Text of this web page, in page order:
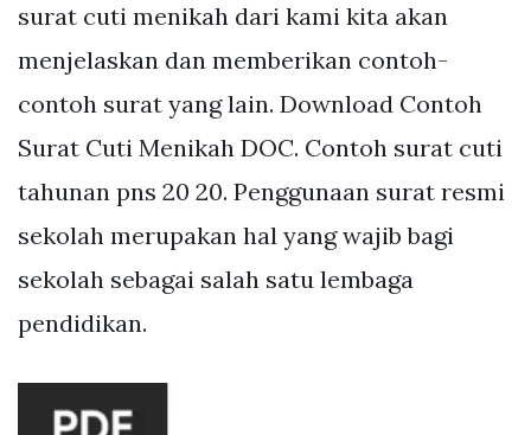
surat cuti menikah dari kami kita akan
menjelaskan dan memberikan contoh-
contoh surat yang lain. Download Contoh
Surat Cuti Menikah DOC. Contoh surat cuti
tahunan pns 20 20. Penggunaan surat resmi
sekolah merupakan hal yang wajib bagi
sekolah sebagai salah satu lembaga
pendidikan.